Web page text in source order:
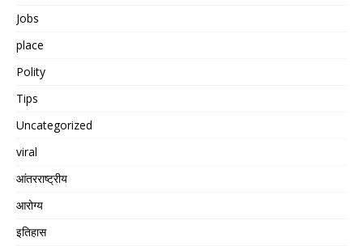
Jobs
place
Polity
Tips
Uncategorized
viral
आंतरराष्ट्रीय
आरोग्य
इतिहास